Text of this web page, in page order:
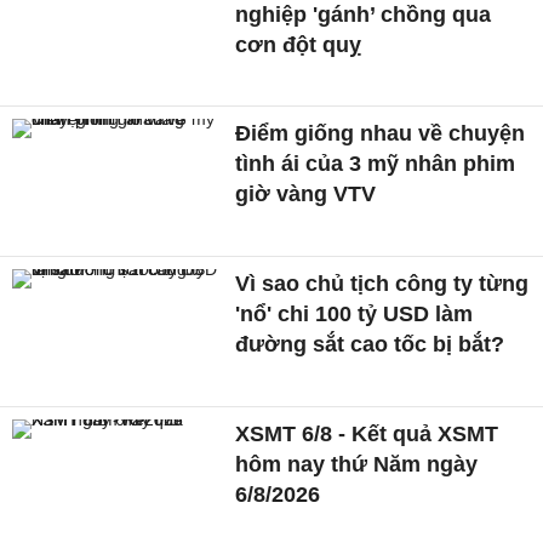
nghiệp 'gánh’ chồng qua
cơn đột quỵ
Điểm giống nhau về chuyện
tình ái của 3 mỹ nhân phim
giờ vàng VTV
Vì sao chủ tịch công ty từng
'nổ' chi 100 tỷ USD làm
đường sắt cao tốc bị bắt?
XSMT 6/8 - Kết quả XSMT
hôm nay thứ Năm ngày
6/8/2026